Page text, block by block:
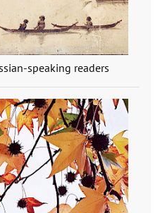
speaking readers